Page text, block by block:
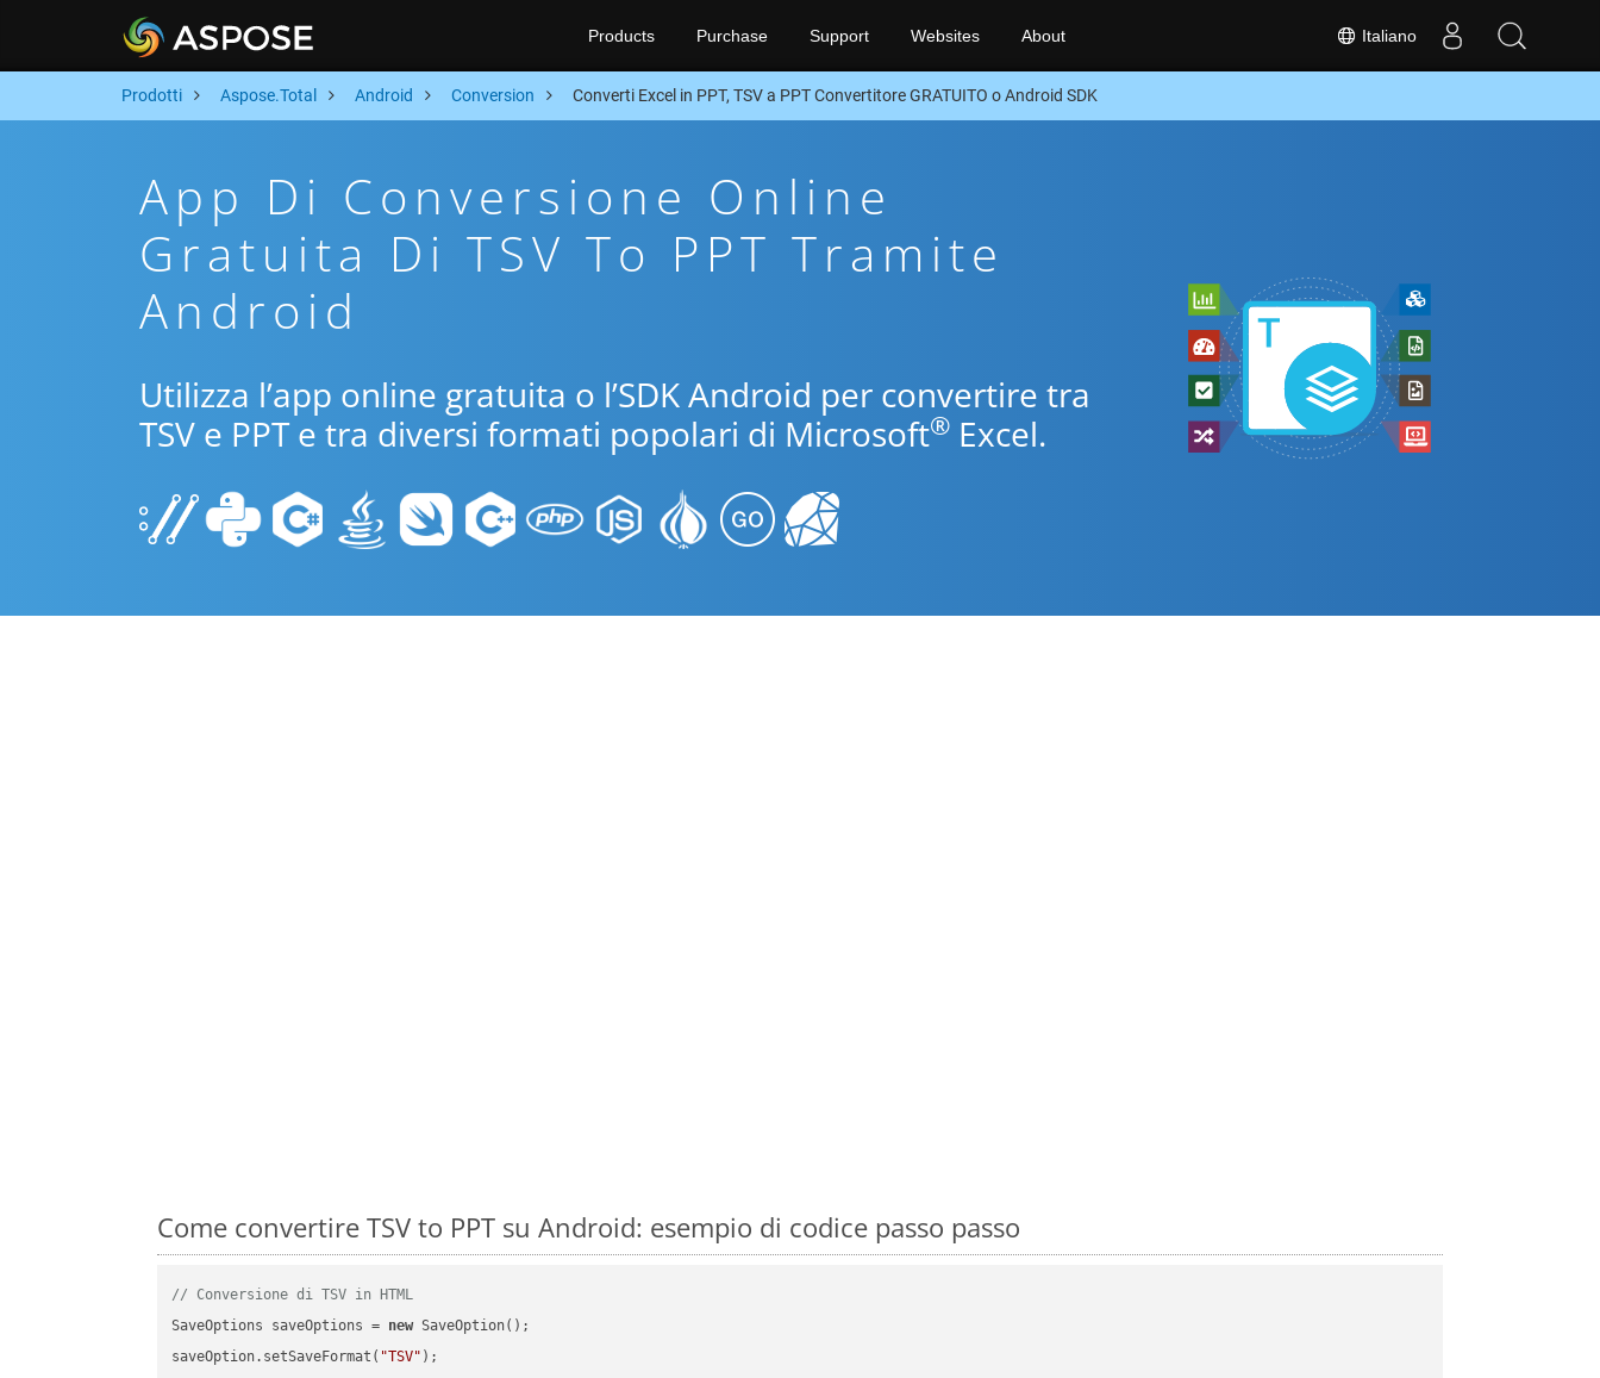
Italiano
Products Purchase Support Websites About
Prodotti Aspose.Total Android Conversion Converti Excel in PPT, TSV a PPT Convertitore GRATUITO o Android SDK
App Di Conversione Online
Gratuita Di TSV To PPT Tramite
Android
Utilizza l’app online gratuita o l’SDK Android per convertire tra
TSV e PPT e tra diversi formati popolari di Microsoft® Excel.
Come convertire TSV to PPT su Android: esempio di codice passo passo
// Conversione di TSV in HTML
SaveOptions saveOptions = new SaveOption();
saveOption.setSaveFormat( "TSV" );